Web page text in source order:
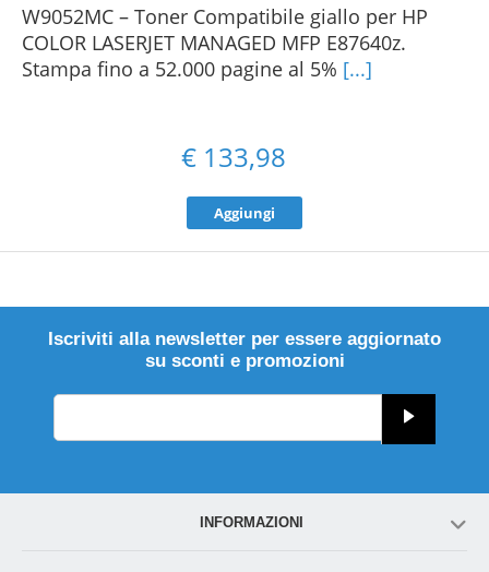
W9052MC – Toner Compatibile giallo per HP
COLOR LASERJET MANAGED MFP E87640z.
Stampa fino a 52.000 pagine al 5% [...]
€ 133,98
Aggiungi
Iscriviti alla newsletter per essere aggiornato
su sconti e promozioni
INFORMAZIONI